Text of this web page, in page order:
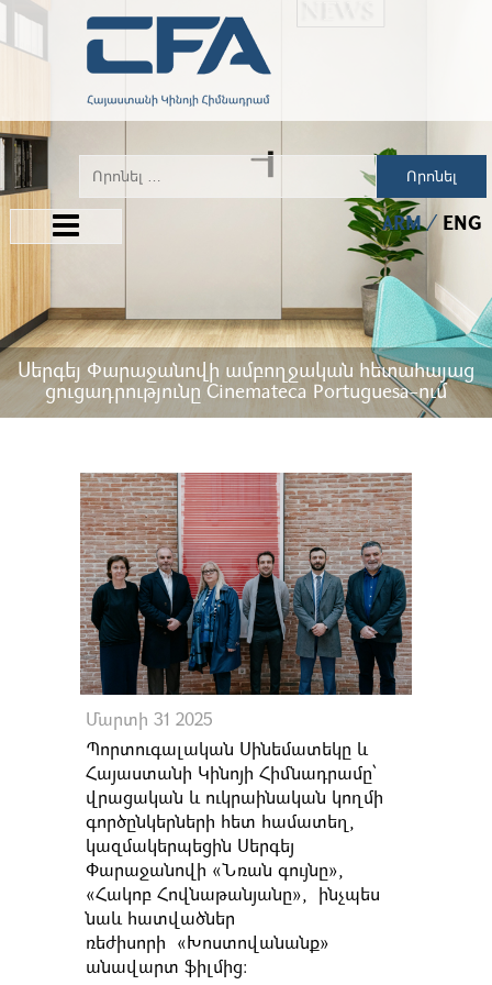
Որոնել
ARM ENG
Սերգեյ Փարաջանովի ամբողջական հետահայաց
ցուցադրությունը Cinemateca Portuguesa-ում
Մարտի 31 2025
Պորտուգալական Սինեմատեկը և
Հայաստանի Կինոյի Հիմնադրամը՝
վրացական և ուկրաինական կողմի
գործընկերների հետ համատեղ,
կազմակերպեցին Սերգեյ
Փարաջանովի «Նռան գույնը»,
«Հակոբ Հովնաթանյանը», ինչպես
նաև հատվածներ
ռեժիսորի
«Խոստովանանք»
անավարտ ֆիլմից։